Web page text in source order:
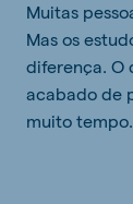
Muitas
Mas os
diferença. O
acabado de
muito tempo.